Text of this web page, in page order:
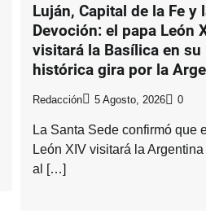
Luján, Capital de la Fe y
Devoción: el papa León
visitará la Basílica en su
histórica gira por la
Redacción 5 Agosto, 2026 0
La Santa Sede confirmó que
León XIV visitará la
al […]